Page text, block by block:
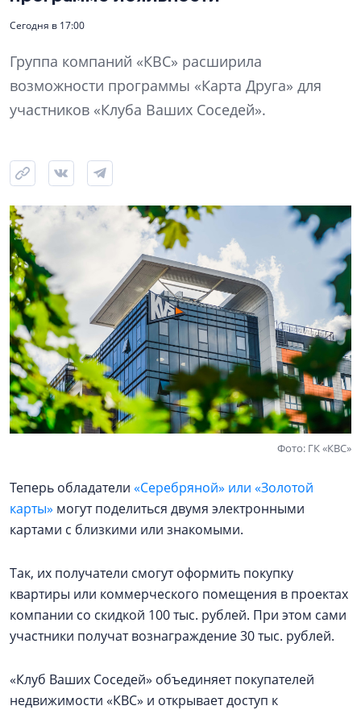
Сегодня в 17:00
Группа компаний «КВС» расширила
возможности программы «Карта Друга» для
участников «Клуба Ваших Соседей».
Фото: ГК «КВС»
Теперь обладатели «Серебряной» или «Золотой
карты» могут поделиться двумя электронными
картами с близкими или знакомыми.
Так, их получатели смогут оформить покупку
квартиры или коммерческого помещения в проектах
компании со скидкой 100 тыс. рублей. При этом сами
участники получат вознаграждение 30 тыс. рублей.
«Клуб Ваших Соседей» объединяет покупателей
недвижимости «КВС» и открывает доступ к